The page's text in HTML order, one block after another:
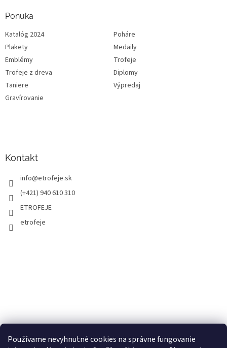
Používame nevyhnutné cookies na správne fungovanie
Ponuka
Katalóg 2024
Poháre
Plakety
Medaily
Emblémy
Trofeje
Trofeje z dreva
Diplomy
Taniere
Výpredaj
Gravírovanie
Kontakt
info@etrofeje.sk
(+421) 940 610 310
ETROFEJE
etrofeje